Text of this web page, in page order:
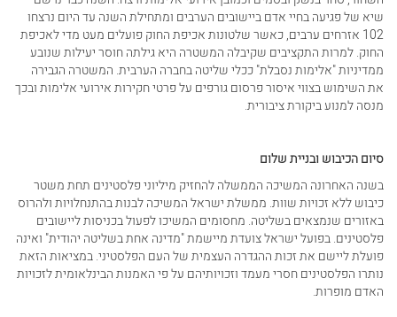
שיא של פגיעה בחיי אדם ביישובים הערבים ומתחילת השנה עד היום נרצחו
102 אזרחים ערבים, כאשר שלטונות אכיפת החוק פועלים מעט מדי לאכיפת
החוק. למרות התקציבים שקיבלה המשטרה היא גילתה חוסר יעילות שנובע
ממדיניות "אלימות נסבלת" ככלי שליטה בחברה הערבית. המשטרה הגבירה
את השימוש בצווי איסור פרסום גורפים על פרטי חקירות אירועי אלימות ובכך
מנסה למנוע ביקורת ציבורית.
סיום הכיבוש ובניית שלום
בשנה האחרונה המשיכה הממשלה להחזיק מיליוני פלסטינים תחת משטר
כיבוש ללא זכויות שוות. ממשלת ישראל המשיכה לבנות בהתנחלויות ולהרוס
באזורים שנמצאים בשליטה. מחסומים המשיכו לפעול בכניסות ליישובים
פלסטינים. בפועל ישראל צועדת מיישמת "מדינה אחת בשליטה יהודית" ואינה
פועלת ליישם את זכות ההגדרה העצמית של העם הפלסטיני. במציאות הזאת
נותרו הפלסטינים חסרי מעמד וזכויותיהם על פי האמנות הבינלאומית לזכויות
האדם מופרות.